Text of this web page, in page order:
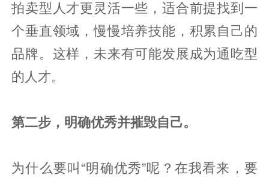
拍卖型人才更灵活一些，适合前提找到一
个垂直领域，慢慢培养技能，积累自己的
品牌。这样，未来有可能发展成为通吃型
的人才。
第二步，明确优秀并摧毁自己。
为什么要叫“明确优秀”呢？在我看来，要